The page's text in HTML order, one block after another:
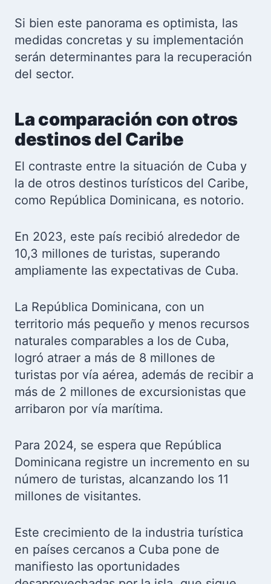
Si bien este panorama es optimista, las
medidas concretas y su implementación
serán determinantes para la recuperación
del sector.
La comparación con otros
destinos del Caribe
El contraste entre la situación de Cuba y
la de otros destinos turísticos del Caribe,
como República Dominicana, es notorio.
En 2023, este país recibió alrededor de
10,3 millones de turistas, superando
ampliamente las expectativas de Cuba.
La República Dominicana, con un
territorio más pequeño y menos recursos
naturales comparables a los de Cuba,
logró atraer a más de 8 millones de
turistas por vía aérea, además de recibir a
más de 2 millones de excursionistas que
arribaron por vía marítima.
Para 2024, se espera que República
Dominicana registre un incremento en su
número de turistas, alcanzando los 11
millones de visitantes.
Este crecimiento de la industria turística
en países cercanos a Cuba pone de
manifiesto las oportunidades